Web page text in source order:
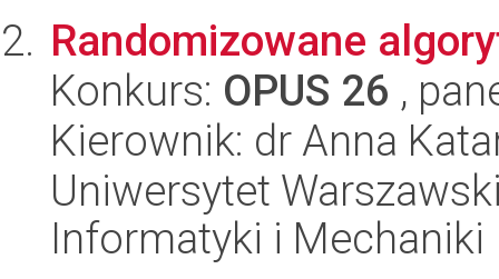
Randomizowane
Konkurs: OPUS 26 ,
Kierownik: dr Anna
Uniwersytet
Informatyki i Mechaniki